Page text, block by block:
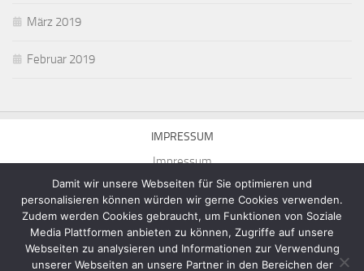
März 2019
Februar 2019
IMPRESSUM
Impressum
Homepage von Michael Munick © 2026. Alle Rechte vorbehalten.
Damit wir unsere Webseiten für Sie optimieren und
personalisieren können würden wir gerne Cookies verwenden.
Zudem werden Cookies gebraucht, um Funktionen von Soziale
Media Plattformen anbieten zu können, Zugriffe auf unsere
Webseiten zu analysieren und Informationen zur Verwendung
unserer Webseiten an unsere Partner in den Bereichen der